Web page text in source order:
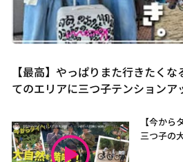
【最高】やっぱりまた行きたく
てのエリアに三つ子テンションア
【今から
三つ子の